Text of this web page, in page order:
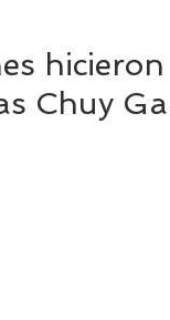
Chuy